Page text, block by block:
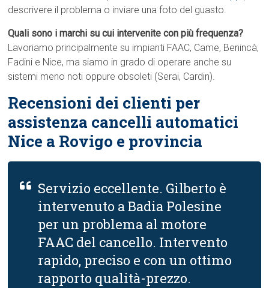
descrivere il problema o inviare una foto del guasto.
Quali sono i marchi su cui intervenite con più frequenza?
Lavoriamo principalmente su impianti FAAC, Came, Benincà,
Fadini e Nice, ma siamo in grado di operare anche su
sistemi meno noti oppure obsoleti (Serai, Cardin).
Recensioni dei clienti per
assistenza cancelli automatici
Nice a Rovigo e provincia
Servizio eccellente. Gilberto è
intervenuto a Badia Polesine
per un problema al motore
FAAC del cancello. Intervento
rapido, preciso e con un ottimo
rapporto qualità-prezzo.